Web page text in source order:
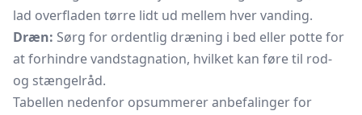
lad overfladen tørre lidt ud mellem hver vanding.
Dræn: Sørg for ordentlig dræning i bed eller potte for
at forhindre vandstagnation, hvilket kan føre til rod-
og stængelråd.
Tabellen nedenfor opsummerer anbefalinger for